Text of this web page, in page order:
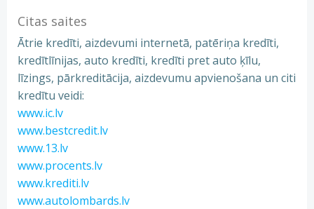
Citas saites
Ātrie kredīti, aizdevumi internetā, patēriņa kredīti,
kredītlīnijas, auto kredīti, kredīti pret auto ķīlu,
līzings, pārkreditācija, aizdevumu apvienošana un citi
kredītu veidi:
www.ic.lv
www.bestcredit.lv
www.13.lv
www.procents.lv
www.krediti.lv
www.autolombards.lv